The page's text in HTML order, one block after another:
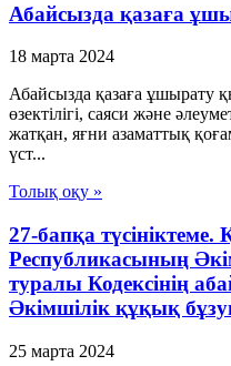
Абайсызда қазаға
18 марта 2024
Абайсызда қазаға ұшырату
өзектілігі, саяси және
жатқан, яғни азаматтық
үст...
Толық оқу »
27-бапқа түсініктеме.
Республикасының
туралы Кодексінің
Әкімшілік құқық
25 марта 2024